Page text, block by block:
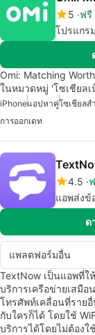
5 ฟรี
โปรแกร
Omi: Matching
ในหมวดหมู่ 'โซเชียลเ
iPhoneแอปหาคู่โซเชียล
การออกเดท
4.5
แอพส่งข้
ด
แพลตฟอร์มอื่น
TextNow เป็นแอพที่ใ
บริการเครือข่ายเสมือ
โทรศัพท์เคลื่อนที่ราย
กับใครก็ได้ โดยใช้
บริการได้โดยไม่ต้อง